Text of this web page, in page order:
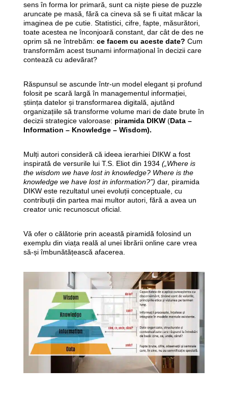
sens în forma lor primară, sunt ca niște piese de puzzle
aruncate pe masă, fără ca cineva să se fi uitat măcar la
imaginea de pe cutie. Statistici, cifre, fapte, măsurători,
toate acestea ne înconjoară constant, dar cât de des ne
oprim să ne întrebăm: ce facem cu aceste date? Cum
transformăm acest tsunami informațional în decizii care
contează cu adevărat?
Răspunsul se ascunde într-un model elegant și profund
folosit pe scară largă în managementul informației,
știința datelor și transformarea digitală, ajutând
organizațiile să transforme volume mari de date brute în
decizii strategice valoroase: piramida DIKW (Data –
Information – Knowledge – Wisdom).
Mulți autori consideră că ideea ierarhiei DIKW a fost
inspirată de versurile lui T.S. Eliot din 1934 („Where is
the wisdom we have lost in knowledge? Where is the
knowledge we have lost in information?”) dar, piramida
DIKW este rezultatul unei evoluții conceptuale, cu
contribuții din partea mai multor autori, fără a avea un
creator unic recunoscut oficial.
Vă ofer o călătorie prin această piramidă folosind un
exemplu din viața reală al unei librării online care vrea
să-și îmbunătățească afacerea.